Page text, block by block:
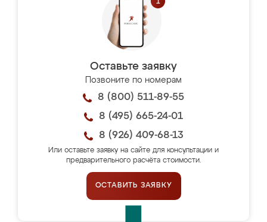
Оставьте заявку
Позвоните по номерам
8 (800) 511-89-55
8 (495) 665-24-01
8 (926) 409-68-13
Или оставьте заявку на сайте для консультации и
предварительного расчёта стоимости.
ОСТАВИТЬ ЗАЯВКУ